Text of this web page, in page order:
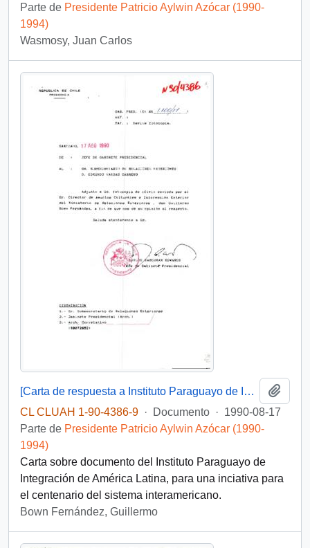
Parte de Presidente Patricio Aylwin Azócar (1990-
1994)
Wasmosy, Juan Carlos
[Carta de respuesta a Instituto Paraguayo de Integración de América Latina]
CL CLUAH 1-90-4386-9 · Documento · 1990-08-17
Parte de Presidente Patricio Aylwin Azócar (1990-
1994)
Carta sobre documento del Instituto Paraguayo de
Integración de América Latina, para una inciativa para
el centenario del sistema interamericano.
Bown Fernández, Guillermo